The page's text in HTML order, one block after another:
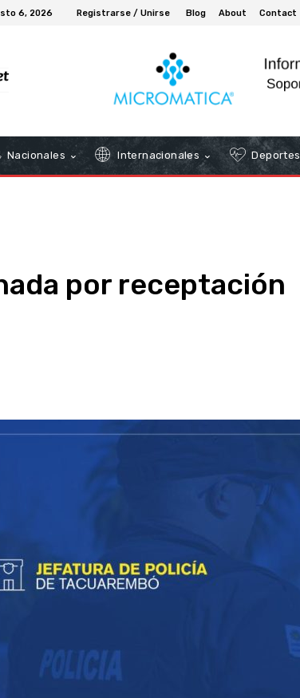
6, 2026 Registrarse / Unirse Blog About Contact
Nacionales Internacionales Deportes
por receptación